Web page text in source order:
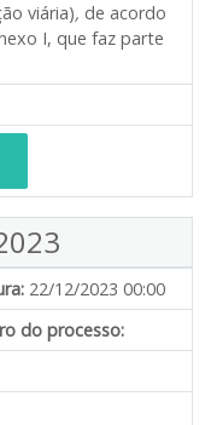
viária), de acordo
I, que faz parte
22/12/2023 00:00
do processo: